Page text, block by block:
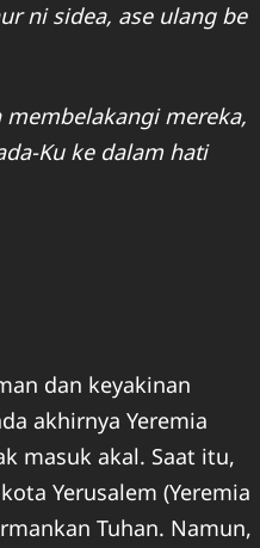
ni sidea, ase ulang be
mereka,
Ku ke dalam hati
dan keyakinan
akhirnya Yeremia
masuk akal. Saat itu,
Yerusalem (Yeremia
Tuhan. Namun,